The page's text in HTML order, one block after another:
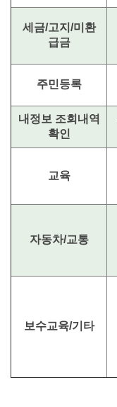
세금/고지/미환
급금
주민등록
내정보 조회내역
확인
교육
자동차/교통
보수교육/기타